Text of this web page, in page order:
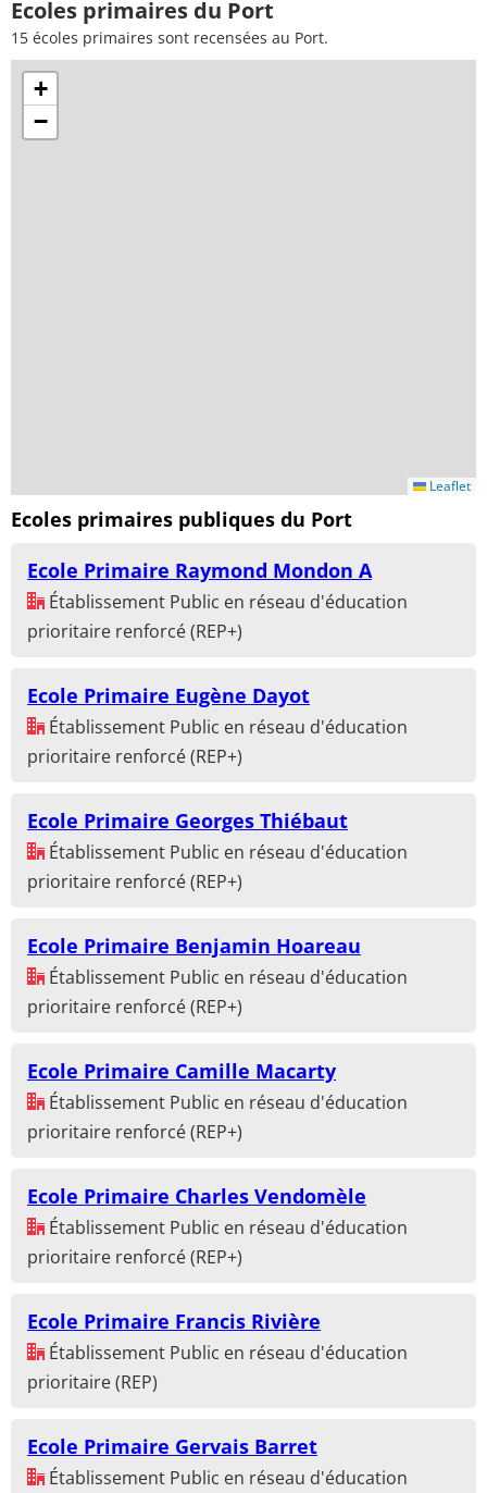
Ecoles primaires du Port
15 écoles primaires sont recensées au Port.
+
−
Leaflet
Ecoles primaires publiques du Port
Ecole Primaire Raymond Mondon A
Établissement Public en réseau d'éducation
prioritaire renforcé (REP+)
Ecole Primaire Eugène Dayot
Établissement Public en réseau d'éducation
prioritaire renforcé (REP+)
Ecole Primaire Georges Thiébaut
Établissement Public en réseau d'éducation
prioritaire renforcé (REP+)
Ecole Primaire Benjamin Hoareau
Établissement Public en réseau d'éducation
prioritaire renforcé (REP+)
Ecole Primaire Camille Macarty
Établissement Public en réseau d'éducation
prioritaire renforcé (REP+)
Ecole Primaire Charles Vendomèle
Établissement Public en réseau d'éducation
prioritaire renforcé (REP+)
Ecole Primaire Francis Rivière
Établissement Public en réseau d'éducation
prioritaire (REP)
Ecole Primaire Gervais Barret
Établissement Public en réseau d'éducation